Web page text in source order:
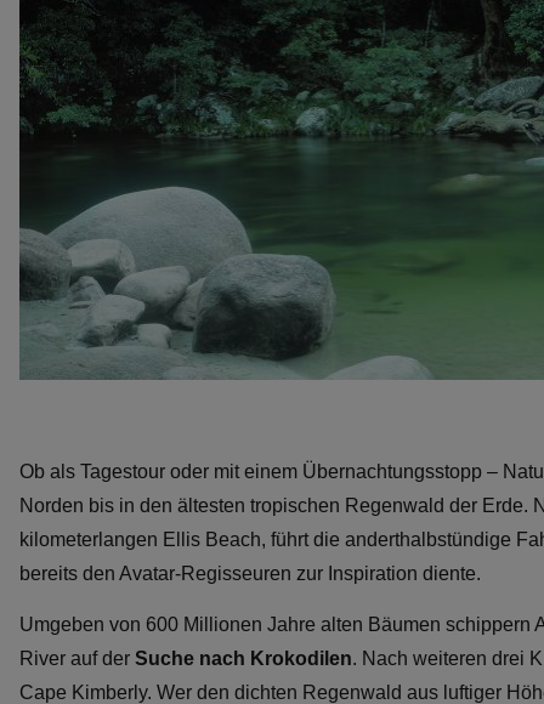
Ob als Tagestour oder mit einem Übernachtungsstopp –
Norden bis in den ältesten tropischen Regenwald der
kilometerlangen Ellis Beach, führt die anderthalbstündige
bereits den Avatar-Regisseuren zur Inspiration diente.
Umgeben von 600 Millionen Jahre alten Bäumen
River auf der Suche nach Krokodilen. Nach weiteren drei
Cape Kimberly. Wer den dichten Regenwald aus luftiger